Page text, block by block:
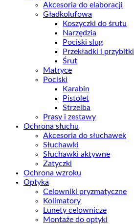
Akcesoria do elaboracji
Gładkolufowa
Koszyczki do śrutu
Narzędzia
Pociski slug
Przekładki i przybitki
Śrut
Matryce
Pociski
Karabin
Pistolet
Strzelba
Prasy i zestawy
Ochrona słuchu
Akcesoria do słuchawek
Słuchawki
Słuchawki aktywne
Zatyczki
Ochrona wzroku
Optyka
Celowniki pryzmatyczne
Kolimatory
Lunety celownicze
Montaże do optyki